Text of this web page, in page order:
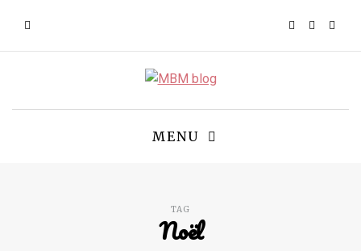
MENU
TAG
Noël